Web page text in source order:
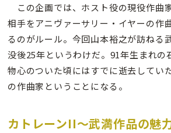
この企画では、ホスト役の現役作曲
相手をアニヴァーサリー・イヤーの作
るのがルール。今回山本裕之が訪ねる
没後25年というわけだ。91年生まれの
物心のついた頃にはすでに逝去してい
の作曲家ということになる。
カトレーンII〜武満作品の魅